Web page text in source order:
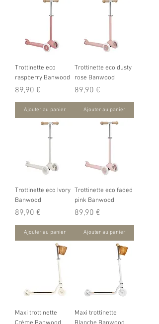
Trottinette eco
raspberry Banwood
Prix
89,90 €
Ajouter au panier
Trottinette eco dusty
rose Banwood
Prix
89,90 €
Ajouter au panier
Trottinette eco Ivory
Banwood
Prix
89,90 €
Ajouter au panier
Trottinette eco faded
pink Banwood
Prix
89,90 €
Ajouter au panier
Maxi trottinette
Maxi trottinette